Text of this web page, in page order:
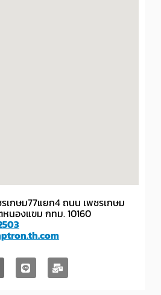
รเกษม77แยก4 ถนน เพชรเกษม
นองแขม กทม. 10160